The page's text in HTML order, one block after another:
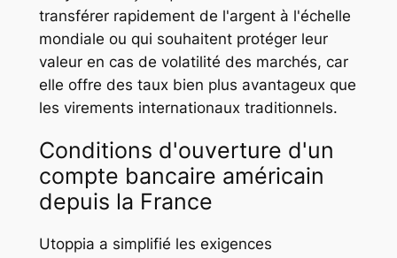
transférer rapidement de l'argent à l'échelle
mondiale ou qui souhaitent protéger leur
valeur en cas de volatilité des marchés, car
elle offre des taux bien plus avantageux que
les virements internationaux traditionnels.
Conditions d'ouverture d'un
compte bancaire américain
depuis la France
Utoppia a simplifié les exigences